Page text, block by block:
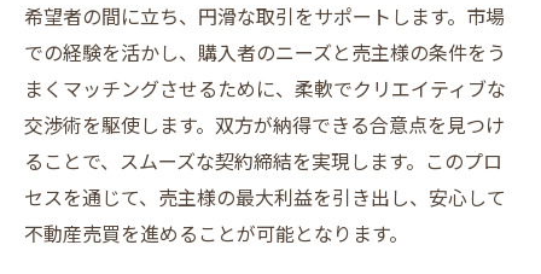
希望者の間に立ち、円滑な取引をサポートします。市場
での経験を活かし、購入者のニーズと売主様の条件をう
まくマッチングさせるために、柔軟でクリエイティブな
交渉術を駆使します。双方が納得できる合意点を見つけ
ることで、スムーズな契約締結を実現します。このプロ
セスを通じて、売主様の最大利益を引き出し、安心して
不動産売買を進めることが可能となります。